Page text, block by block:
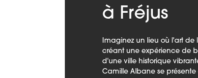
à Fréjus
Imaginez un lieu où l'art
créant une expérience de
d'une ville historique
Camille Albane se